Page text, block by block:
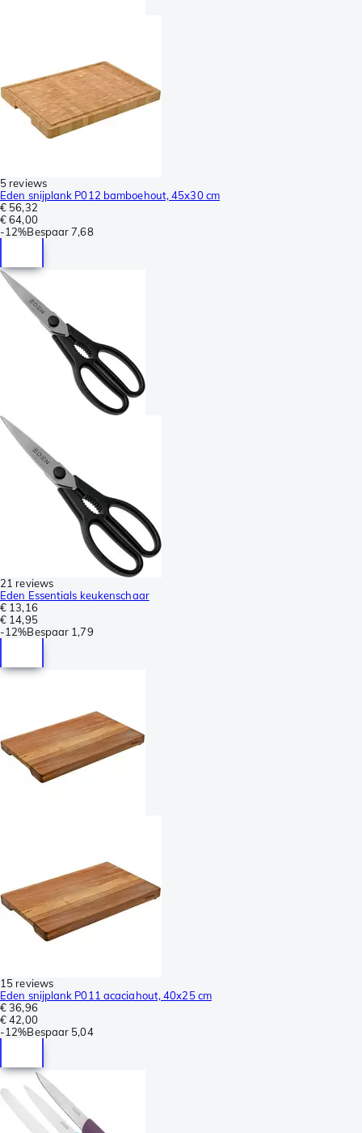
5 reviews
Eden snijplank P012 bamboehout, 45x30 cm
€ 56,32
€ 64,00
-12%Bespaar 7,68
21 reviews
Eden Essentials keukenschaar
€ 13,16
€ 14,95
-12%Bespaar 1,79
15 reviews
Eden snijplank P011 acaciahout, 40x25 cm
€ 36,96
€ 42,00
-12%Bespaar 5,04